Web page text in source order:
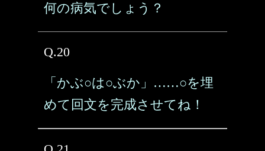
何の病気でしょう？
Q.20
「かぶ○は○ぶか」……○を埋
めて回文を完成させてね！